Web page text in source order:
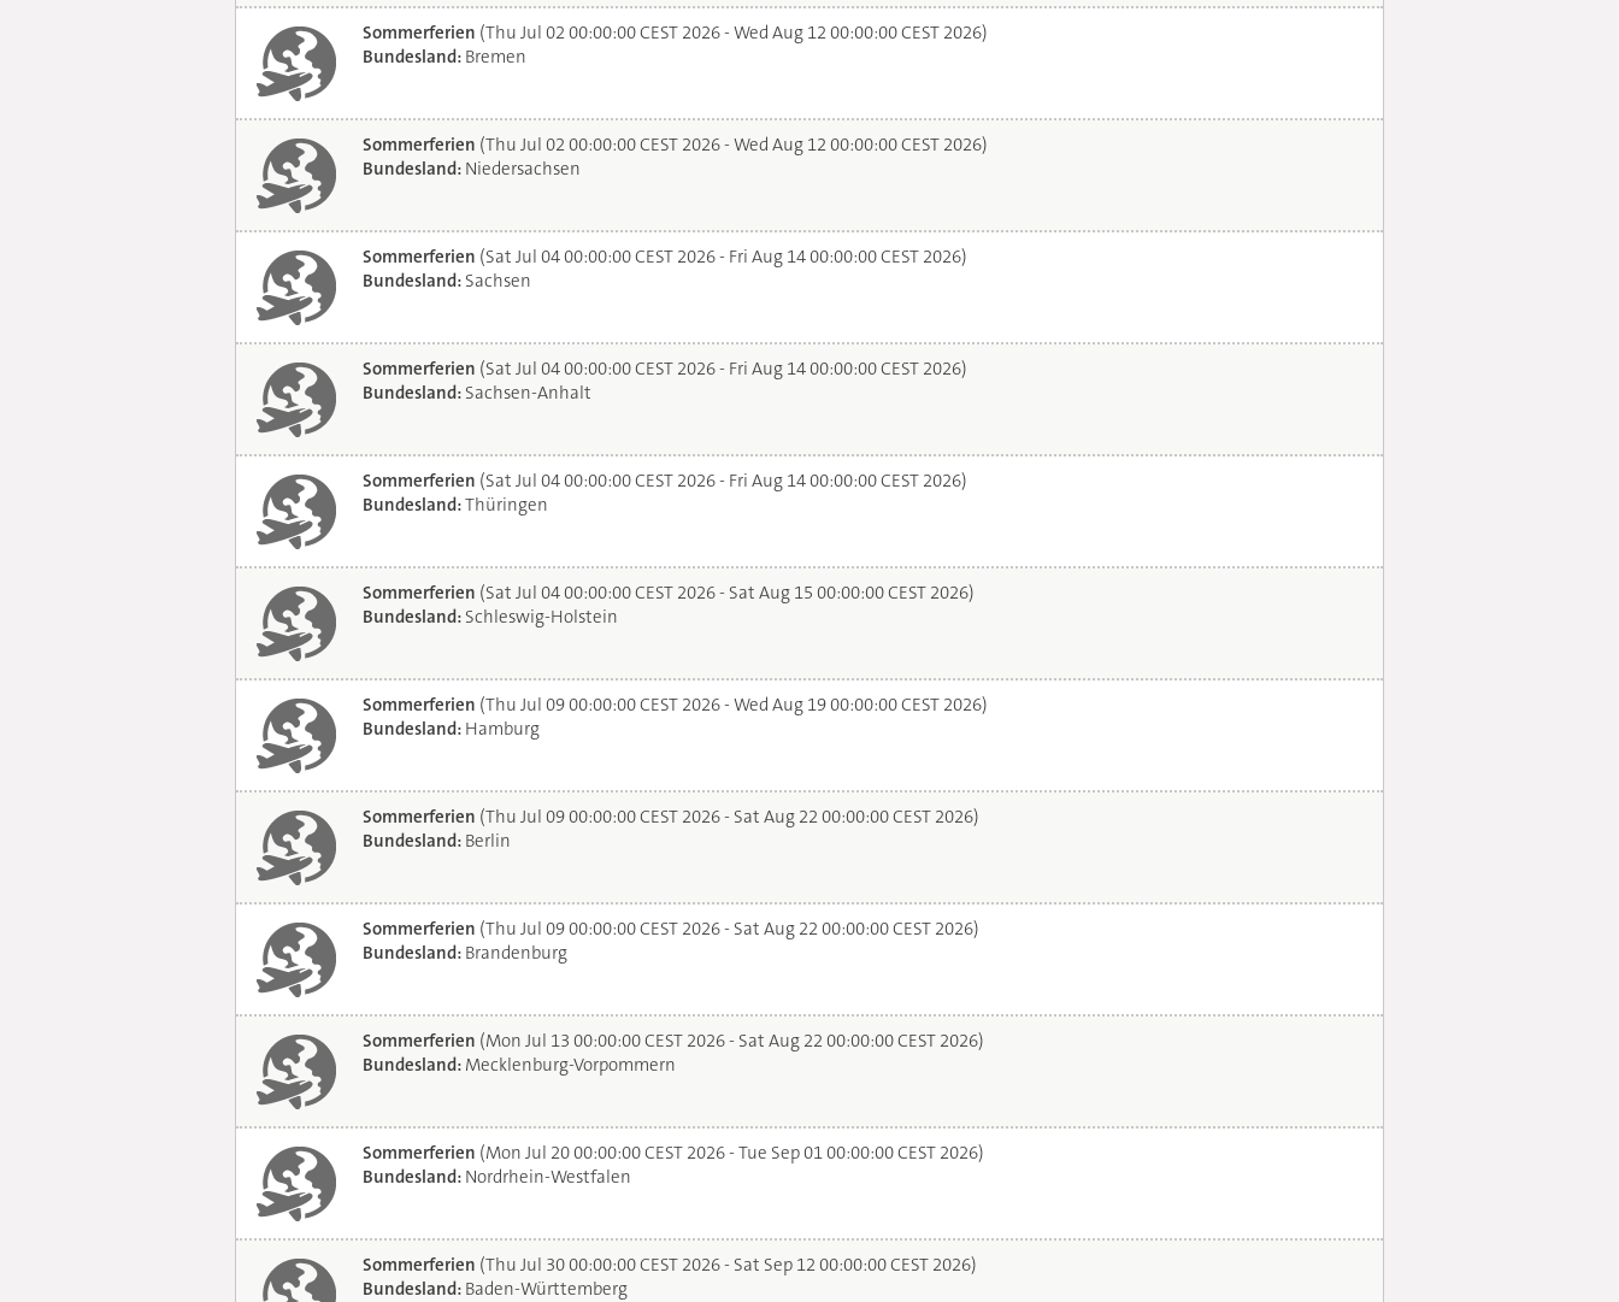
Sommerferien (Thu Jul 02 00:00:00 CEST 2026 - Wed Aug 12 00:00:00 CEST 2026)
Bundesland: Bremen
Sommerferien (Thu Jul 02 00:00:00 CEST 2026 - Wed Aug 12 00:00:00 CEST 2026)
Bundesland: Niedersachsen
Sommerferien (Sat Jul 04 00:00:00 CEST 2026 - Fri Aug 14 00:00:00 CEST 2026)
Bundesland: Sachsen
Sommerferien (Sat Jul 04 00:00:00 CEST 2026 - Fri Aug 14 00:00:00 CEST 2026)
Bundesland: Sachsen-Anhalt
Sommerferien (Sat Jul 04 00:00:00 CEST 2026 - Fri Aug 14 00:00:00 CEST 2026)
Bundesland:Thüringen
Sommerferien (Sat Jul 04 00:00:00 CEST 2026 - Sat Aug 15 00:00:00 CEST 2026)
Bundesland: Schleswig-Holstein
Sommerferien (Thu Jul 09 00:00:00 CEST 2026 - Wed Aug 19 00:00:00 CEST 2026)
Bundesland: Hamburg
Sommerferien (Thu Jul 09 00:00:00 CEST 2026 - Sat Aug 22 00:00:00 CEST 2026)
Bundesland: Berlin
Sommerferien (Thu Jul 09 00:00:00 CEST 2026 - Sat Aug 22 00:00:00 CEST 2026)
Bundesland: Brandenburg
Sommerferien (Mon Jul 13 00:00:00 CEST 2026 - Sat Aug 22 00:00:00 CEST 2026)
Bundesland: Mecklenburg-Vorpommern
Sommerferien (Mon Jul 20 00:00:00 CEST 2026 - Tue Sep 01 00:00:00 CEST 2026)
Bundesland: Nordrhein-Westfalen
Sommerferien (Thu Jul 30 00:00:00 CEST 2026 - Sat Sep 12 00:00:00 CEST 2026)
Bundesland: Baden-Württemberg